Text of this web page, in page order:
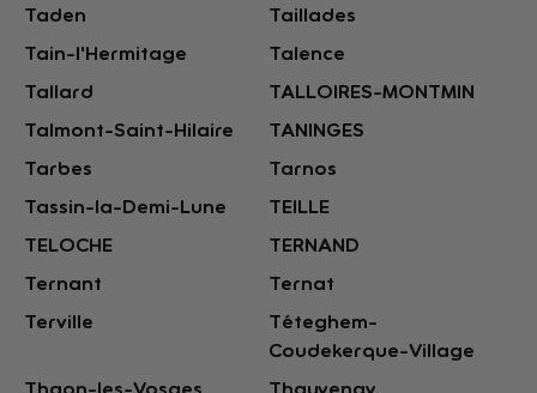
Taden
Taillades
Tain-l'Hermitage
Talence
Tallard
TALLOIRES-MONTMIN
Talmont-Saint-Hilaire
TANINGES
Tarbes
Tarnos
Tassin-la-Demi-Lune
TEILLE
TELOCHE
TERNAND
Ternant
Ternat
Terville
Téteghem-
Coudekerque-Village